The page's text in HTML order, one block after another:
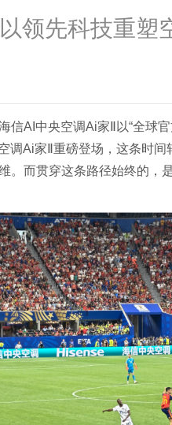
先科技重塑
信AI中央空调Ai家Ⅱ以“全球
调Ai家Ⅱ重磅登场，这条时
。而贯穿这条路径始终的